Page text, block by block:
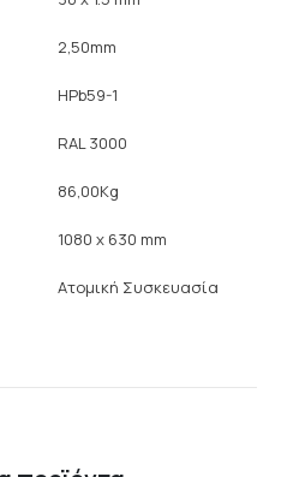
2,50mm
HPb59-1
RAL 3000
86,00Kg
1080 x 630 mm
Ατομική Συσκευασία